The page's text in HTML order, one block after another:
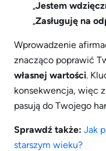
„Jestem
„Zasługuję na
Wprowadzenie
znacząco poprawić
własnej wartości.
konsekwencja, więc
pasują do Twojego
Sprawdź także: Jak
starszym wieku?